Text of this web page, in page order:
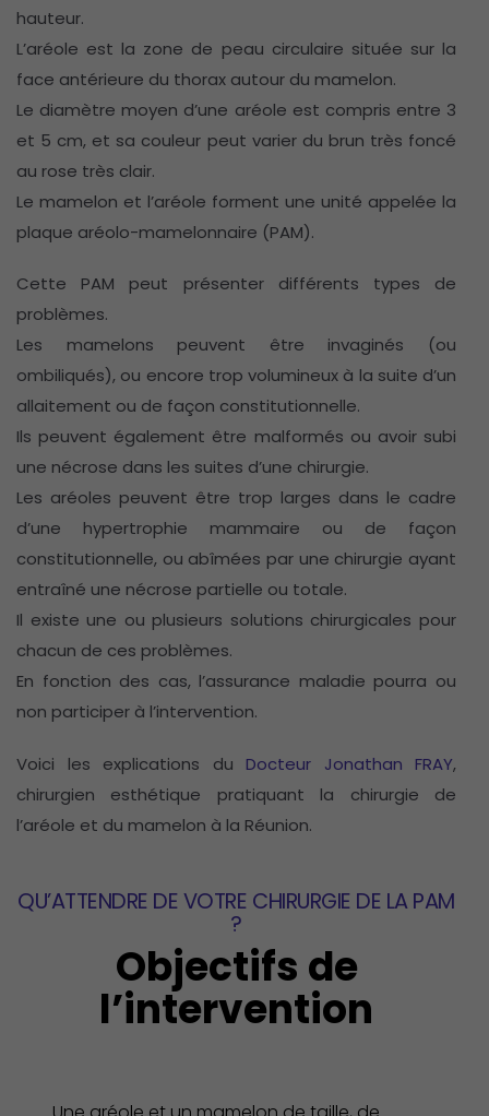
hauteur.
L’aréole est la zone de peau circulaire située sur la
face antérieure du thorax autour du mamelon.
Le diamètre moyen d’une aréole est compris entre 3
et 5 cm, et sa couleur peut varier du brun très foncé
au rose très clair.
Le mamelon et l’aréole forment une unité appelée la
plaque aréolo-mamelonnaire (PAM).
Cette PAM peut présenter différents types de
problèmes.
Les mamelons peuvent être invaginés (ou
ombiliqués), ou encore trop volumineux à la suite d’un
allaitement ou de façon constitutionnelle.
Ils peuvent également être malformés ou avoir subi
une nécrose dans les suites d’une chirurgie.
Les aréoles peuvent être trop larges dans le cadre
d’une hypertrophie mammaire ou de façon
constitutionnelle, ou abîmées par une chirurgie ayant
entraîné une nécrose partielle ou totale.
Il existe une ou plusieurs solutions chirurgicales pour
chacun de ces problèmes.
En fonction des cas, l’assurance maladie pourra ou
non participer à l’intervention.
Voici les explications du Docteur Jonathan FRAY,
chirurgien esthétique pratiquant la chirurgie de
l’aréole et du mamelon à la Réunion.
QU’ATTENDRE DE VOTRE CHIRURGIE DE LA PAM
?
Objectifs de
l’intervention